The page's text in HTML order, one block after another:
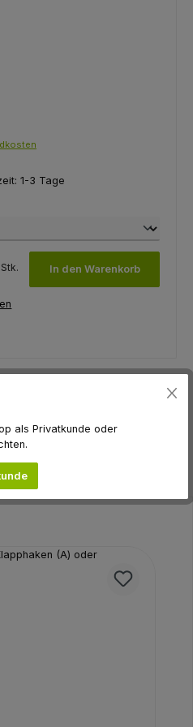
1-3 Tage
Stk. In den Warenkorb
als Privatkunde oder